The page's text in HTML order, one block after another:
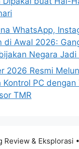
WhatsApp,
di Awal 2026:
Negara Jadi
2026 Resmi
PC dengan
TMR
Review & Eksplorasi